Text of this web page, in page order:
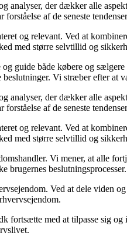
analyser, der dækker alle
af de seneste
og relevant. Ved at
med større selvtillid og
guide både købere og
Vi stræber efter
analyser, der dækker alle
af de seneste
og relevant. Ved at
med større selvtillid og
Vi mener, at alle
brugernes beslutningsprocesser.
Ved at dele viden
med at tilpasse sig